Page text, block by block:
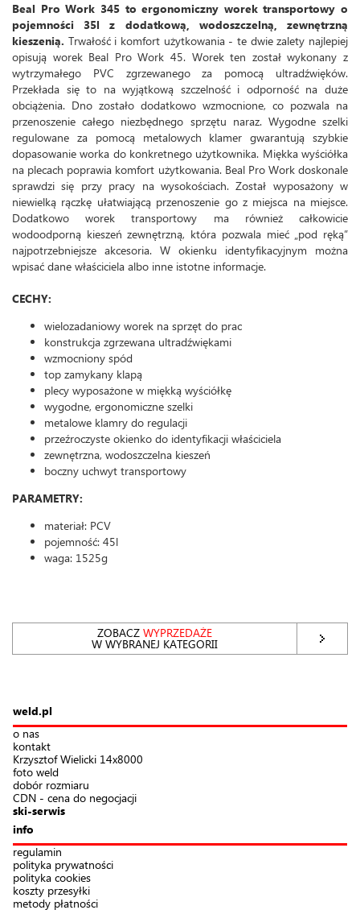
Beal Pro Work 345 to ergonomiczny worek transportowy o
pojemności 35l z dodatkową, wodoszczelną, zewnętrzną
kieszenią. Trwałość i komfort użytkowania - te dwie zalety najlepiej
opisują worek Beal Pro Work 45. Worek ten został wykonany z
wytrzymałego PVC zgrzewanego za pomocą ultradźwięków.
Przekłada się to na wyjątkową szczelność i odporność na duże
obciążenia. Dno zostało dodatkowo wzmocnione, co pozwala na
przenoszenie całego niezbędnego sprzętu naraz. Wygodne szelki
regulowane za pomocą metalowych klamer gwarantują szybkie
dopasowanie worka do konkretnego użytkownika. Miękka wyściółka
na plecach poprawia komfort użytkowania. Beal Pro Work doskonale
sprawdzi się przy pracy na wysokościach. Został wyposażony w
niewielką rączkę ułatwiającą przenoszenie go z miejsca na miejsce.
Dodatkowo worek transportowy ma również całkowicie
wodoodporną kieszeń zewnętrzną, która pozwala mieć „pod ręką”
najpotrzebniejsze akcesoria. W okienku identyfikacyjnym można
wpisać dane właściciela albo inne istotne informacje.
CECHY:
wielozadaniowy worek na sprzęt do prac
konstrukcja zgrzewana ultradźwiękami
wzmocniony spód
top zamykany klapą
plecy wyposażone w miękką wyściółkę
wygodne, ergonomiczne szelki
metalowe klamry do regulacji
przeźroczyste okienko do identyfikacji właściciela
zewnętrzna, wodoszczelna kieszeń
boczny uchwyt transportowy
PARAMETRY:
materiał: PCV
pojemność: 45l
waga: 1525g
ZOBACZWYPRZEDAŻE
W WYBRANEJ KATEGORII
weld.pl
o nas
kontakt
Krzysztof Wielicki 14x8000
foto weld
dobór rozmiaru
CDN - cena do negocjacji
ski-serwis
info
regulamin
polityka prywatności
polityka cookies
koszty przesyłki
metody płatności